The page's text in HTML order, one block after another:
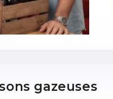
gazeuses